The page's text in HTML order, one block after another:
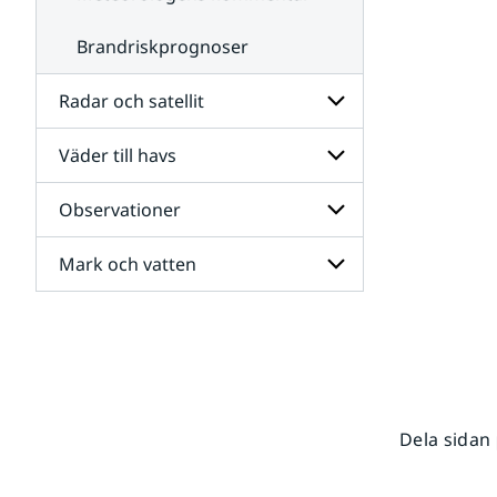
Brandriskprognoser
Radar och satellit
Undersidor
för
Radar
och
satellit
Väder till havs
Undersidor
för
Väder
till
havs
Observationer
Undersidor
för
Mark och vatten
Dela sidan